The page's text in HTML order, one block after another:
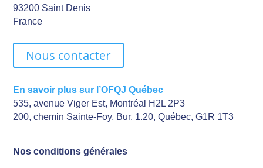
93200 Saint Denis
France
Nous contacter
En savoir plus sur l’OFQJ Québec
535, avenue Viger Est, Montréal H2L 2P3
200, chemin Sainte-Foy, Bur. 1.20, Québec, G1R 1T3
Nos conditions générales